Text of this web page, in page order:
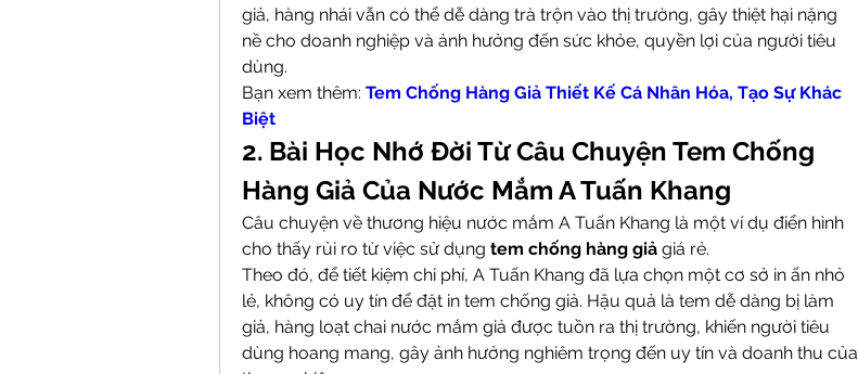
giả, hàng nhái vẫn có thể dễ dàng trà trộn vào thị trường, gây thiệt hại nặng
nề cho doanh nghiệp và ảnh hưởng đến sức khỏe, quyền lợi của người tiêu
dùng.
Bạn xem thêm: Tem Chống Hàng Giả Thiết Kế Cá Nhân Hóa, Tạo Sự Khác
Biệt
2. Bài Học Nhớ Đời Từ Câu Chuyện Tem Chống
Hàng Giả Của Nước Mắm A Tuấn Khang
Câu chuyện về thương hiệu nước mắm A Tuấn Khang là một ví dụ điển hình
cho thấy rủi ro từ việc sử dụng tem chống hàng giả giá rẻ.
Theo đó, để tiết kiệm chi phí, A Tuấn Khang đã lựa chọn một cơ sở in ấn nhỏ
lẻ, không có uy tín để đặt in tem chống giả. Hậu quả là tem dễ dàng bị làm
giả, hàng loạt chai nước mắm giả được tuồn ra thị trường, khiến người tiêu
dùng hoang mang, gây ảnh hưởng nghiêm trọng đến uy tín và doanh thu của